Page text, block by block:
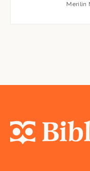
Merilin